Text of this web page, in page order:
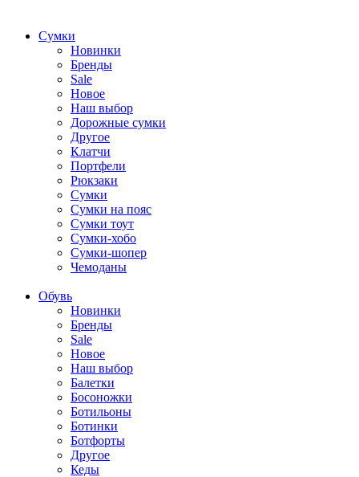
Cумки
Новинки
Бренды
Sale
Новое
Наш выбор
Дорожные сумки
Другое
Клатчи
Портфели
Рюкзаки
Сумки
Сумки на пояс
Сумки тоут
Сумки-хобо
Сумки-шопер
Чемоданы
Обувь
Новинки
Бренды
Sale
Новое
Наш выбор
Балетки
Босоножки
Ботильоны
Ботинки
Ботфорты
Другое
Кеды